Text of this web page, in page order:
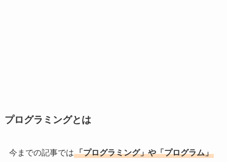
プログラミングとは
今までの記事では「プログラミング」や「プログラム」